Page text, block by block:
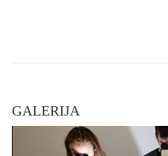
GALERIJA